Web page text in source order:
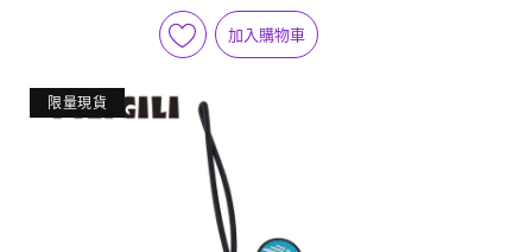
加入購物車
限量現貨